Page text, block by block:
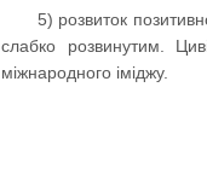
5) розвиток
слабко розвинутим.
міжнародного іміджу.